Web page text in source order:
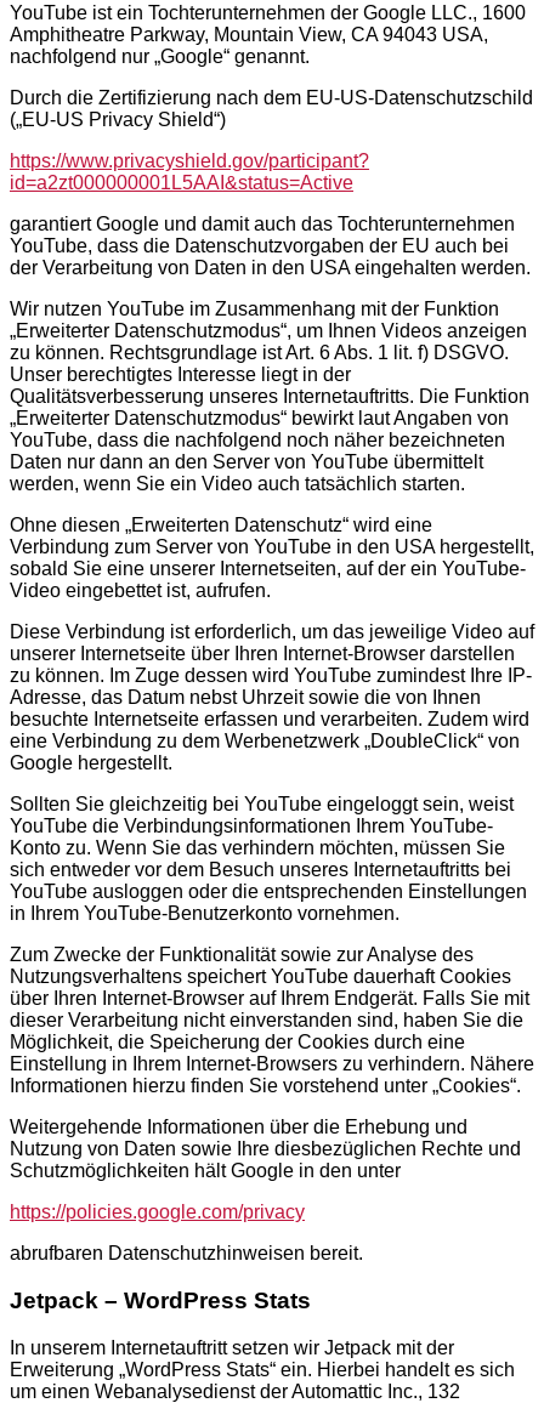
YouTube ist ein Tochterunternehmen der Google LLC., 1600
Amphitheatre Parkway, Mountain View, CA 94043 USA,
nachfolgend nur „Google“ genannt.
Durch die Zertifizierung nach dem EU-US-Datenschutzschild
(„EU-US Privacy Shield“)
https://www.privacyshield.gov/participant?
id=a2zt000000001L5AAI&status=Active
garantiert Google und damit auch das Tochterunternehmen
YouTube, dass die Datenschutzvorgaben der EU auch bei
der Verarbeitung von Daten in den USA eingehalten werden.
Wir nutzen YouTube im Zusammenhang mit der Funktion
„Erweiterter Datenschutzmodus“, um Ihnen Videos anzeigen
zu können. Rechtsgrundlage ist Art. 6 Abs. 1 lit. f) DSGVO.
Unser berechtigtes Interesse liegt in der
Qualitätsverbesserung unseres Internetauftritts. Die Funktion
„Erweiterter Datenschutzmodus“ bewirkt laut Angaben von
YouTube, dass die nachfolgend noch näher bezeichneten
Daten nur dann an den Server von YouTube übermittelt
werden, wenn Sie ein Video auch tatsächlich starten.
Ohne diesen „Erweiterten Datenschutz“ wird eine
Verbindung zum Server von YouTube in den USA hergestellt,
sobald Sie eine unserer Internetseiten, auf der ein YouTube-
Video eingebettet ist, aufrufen.
Diese Verbindung ist erforderlich, um das jeweilige Video auf
unserer Internetseite über Ihren Internet-Browser darstellen
zu können. Im Zuge dessen wird YouTube zumindest Ihre IP-
Adresse, das Datum nebst Uhrzeit sowie die von Ihnen
besuchte Internetseite erfassen und verarbeiten. Zudem wird
eine Verbindung zu dem Werbenetzwerk „DoubleClick“ von
Google hergestellt.
Sollten Sie gleichzeitig bei YouTube eingeloggt sein, weist
YouTube die Verbindungsinformationen Ihrem YouTube-
Konto zu. Wenn Sie das verhindern möchten, müssen Sie
sich entweder vor dem Besuch unseres Internetauftritts bei
YouTube ausloggen oder die entsprechenden Einstellungen
in Ihrem YouTube-Benutzerkonto vornehmen.
Zum Zwecke der Funktionalität sowie zur Analyse des
Nutzungsverhaltens speichert YouTube dauerhaft Cookies
über Ihren Internet-Browser auf Ihrem Endgerät. Falls Sie mit
dieser Verarbeitung nicht einverstanden sind, haben Sie die
Möglichkeit, die Speicherung der Cookies durch eine
Einstellung in Ihrem Internet-Browsers zu verhindern. Nähere
Informationen hierzu finden Sie vorstehend unter „Cookies“.
Weitergehende Informationen über die Erhebung und
Nutzung von Daten sowie Ihre diesbezüglichen Rechte und
Schutzmöglichkeiten hält Google in den unter
https://policies.google.com/privacy
abrufbaren Datenschutzhinweisen bereit.
Jetpack – WordPress Stats
In unserem Internetauftritt setzen wir Jetpack mit der
Erweiterung „WordPress Stats“ ein. Hierbei handelt es sich
um einen Webanalysedienst der Automattic Inc., 132